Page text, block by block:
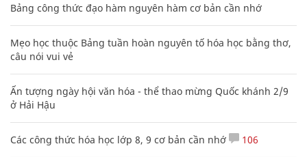
Bảng công thức đạo hàm nguyên hàm cơ bản cần nhớ
Mẹo học thuộc Bảng tuần hoàn nguyên tố hóa học bằng thơ,
câu nói vui vẻ
Ấn tượng ngày hội văn hóa - thể thao mừng Quốc khánh 2/9
ở Hải Hậu
Các công thức hóa học lớp 8, 9 cơ bản cần nhớ 106